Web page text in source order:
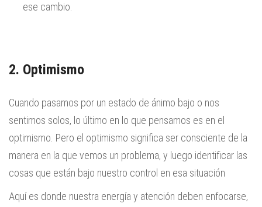
ese cambio.
2. Optimismo
Cuando pasamos por un estado de ánimo bajo o nos
sentimos solos, lo último en lo que pensamos es en el
optimismo. Pero el optimismo significa ser consciente de la
manera en la que vemos un problema, y luego identificar las
cosas que están bajo nuestro control en esa situación
Aquí es donde nuestra energía y atención deben enfocarse,